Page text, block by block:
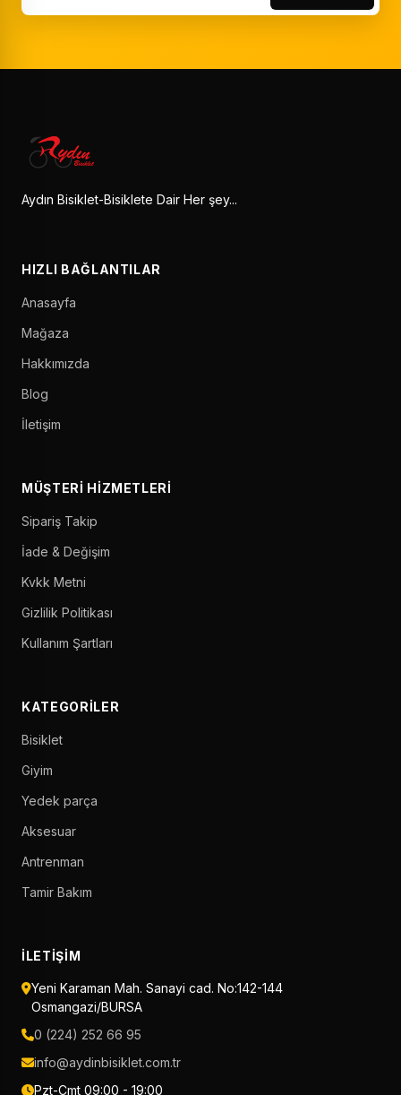
Aydın Bisiklet-Bisiklete Dair Her şey...
HIZLI BAĞLANTILAR
Anasayfa
Mağaza
Hakkımızda
Blog
İletişim
MÜŞTERI HIZMETLERI
Sipariş Takip
İade & Değişim
Kvkk Metni
Gizlilik Politikası
Kullanım Şartları
KATEGORILER
Bisiklet
Giyim
Yedek parça
Aksesuar
Antrenman
Tamir Bakım
İLETIŞIM
Yeni Karaman Mah. Sanayi cad. No:142-144
Osmangazi/BURSA
0 (224) 252 66 95
info@aydinbisiklet.com.tr
Pzt-Cmt 09:00 - 19:00